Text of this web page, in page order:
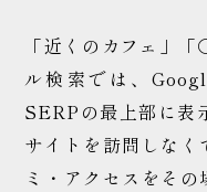
「近くのカフェ」
ル検索では、
SERPの最上部に表
サイトを訪問しなく
ミ・アクセスをそ